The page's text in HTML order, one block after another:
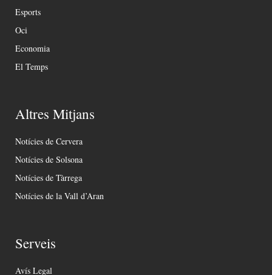
Esports
Oci
Economia
El Temps
Altres Mitjans
Notícies de Cervera
Notícies de Solsona
Notícies de Tàrrega
Notícies de la Vall d’Aran
Serveis
Avís Legal